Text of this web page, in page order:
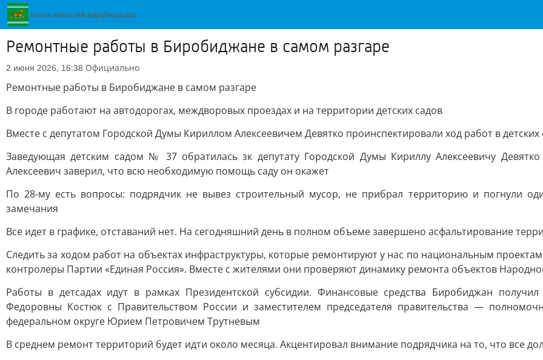
Ремонтные работы в Биробиджане в самом разгаре
2 июня 2026, 16:38 Официально
Ремонтные работы в Биробиджане в самом разгаре
В городе работают на автодорогах, междворовых проездах и на территории детских садов
Вместе с депутатом Городской Думы Кириллом Алексеевичем Девятко проинспектировали ход работ в
Заведующая детским садом № 37 обратилась зк депутату Городской Думы Кириллу Алексеевичу
Алексеевич заверил, что всю необходимую помощь саду он окажет
По 28-му есть вопросы: подрядчик не вывез строительный мусор, не прибрал территорию и погнули
замечания
Все идет в графике, отставаний нет. На сегодняшний день в полном объеме завершено асфальтирование
Следить за ходом работ на объектах инфраструктуры, которые ремонтируют у нас по национальным
контролеры Партии «Единая Россия». Вместе с жителями они проверяют динамику ремонта объектов
Работы в детсадах идут в рамках Президентской субсидии. Финансовые средства Биробиджан
Федоровны Костюк с Правительством России и заместителем председателя правительства —
федеральном округе Юрием Петровичем Трутневым
В среднем ремонт территорий будет идти около месяца. Акцентировал внимание подрядчика на то, что все